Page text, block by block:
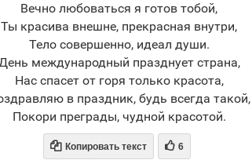
Вечно любоваться я готов тобой,
Ты красива внешне, прекрасная внутри,
Тело совершенно, идеал души.
международный празднует страна,
Нас спасет от горя только красота,
в праздник, будь всегда такой,
Покори преграды, чудной красотой.
 Копировать текст  6